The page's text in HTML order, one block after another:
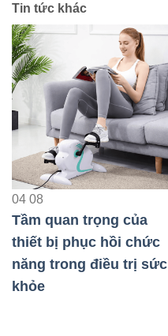
Tin tức khác
04 08
Tầm quan trọng của
thiết bị phục hồi chức
năng trong điều trị sức
khỏe